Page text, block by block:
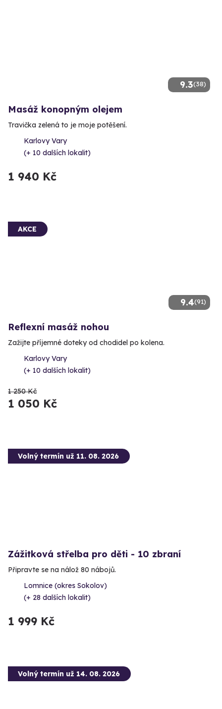
9.3(38)
Masáž konopným olejem
Travička zelená to je moje potěšení.
Karlovy Vary
(+ 10 dalších lokalit)
1 940 Kč
9.4(91)
AKCE
Reflexní masáž nohou
Zažijte příjemné doteky od chodidel po kolena.
Karlovy Vary
(+ 10 dalších lokalit)
1 250 Kč
1 050 Kč
Volný termín už 11. 08. 2026
Zážitková střelba pro děti - 10 zbraní
Připravte se na nálož 80 nábojů.
Lomnice (okres Sokolov)
(+ 28 dalších lokalit)
1 999 Kč
Volný termín už 14. 08. 2026